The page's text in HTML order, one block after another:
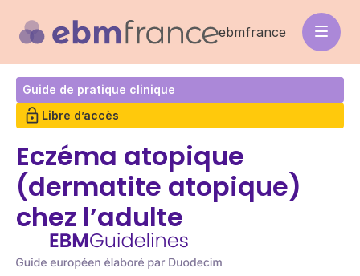
contenu
principal
ebmfrance
Guide de pratique clinique
Libre d’accès
Eczéma atopique
(dermatite atopique)
chez l’adulte